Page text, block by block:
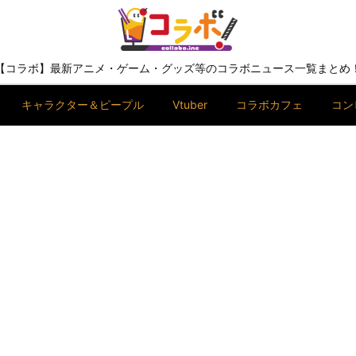
【コラボ】最新アニメ・ゲーム・グッズ等のコラボニュース一覧まとめ！
キャラクター＆ピープル Vtuber コラボカフェ コ